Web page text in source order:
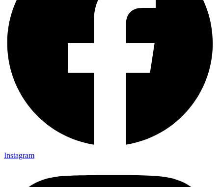
Instagram